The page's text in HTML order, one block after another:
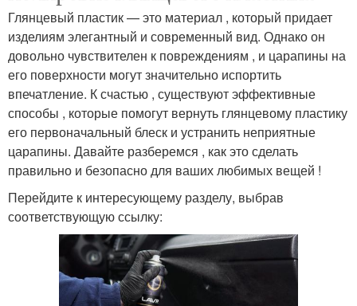
Глянцевый пластик — это материал , который придает
изделиям элегантный и современный вид. Однако он
довольно чувствителен к повреждениям , и царапины на
его поверхности могут значительно испортить
впечатление. К счастью , существуют эффективные
способы , которые помогут вернуть глянцевому пластику
его первоначальный блеск и устранить неприятные
царапины. Давайте разберемся , как это сделать
правильно и безопасно для ваших любимых вещей !
Перейдите к интересующему разделу, выбрав
соответствующую ссылку: